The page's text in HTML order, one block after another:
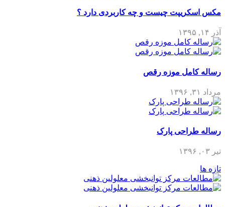
مکس اسکریپت چیست و چه کاربردی دارد ؟
آذر ۱۴, ۱۳۹۵
رساله کامل موزه رقص
مرداد ۳۱, ۱۳۹۶
رساله طراحی پارک
تیر ۰۳, ۱۳۹۶
تازه ها